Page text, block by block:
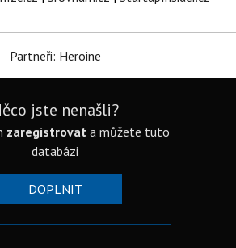
Partneři: Heroine
jste nenašli?
zaregistrovat a můžete tuto
databázi
DOPLNIT